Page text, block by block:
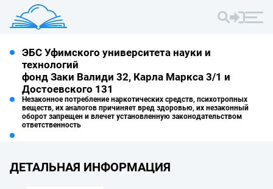
ЭБС Уфимского университета науки и
технологий
фонд Заки Валиди 32, Карла Маркса 3/1 и
Достоевского 131
Незаконное потребление наркотических средств, психотропных
веществ, их аналогов причиняет вред здоровью, их незаконный
оборот запрещен и влечет установленную законодательством
ответственность
ДЕТАЛЬНАЯ ИНФОРМАЦИЯ